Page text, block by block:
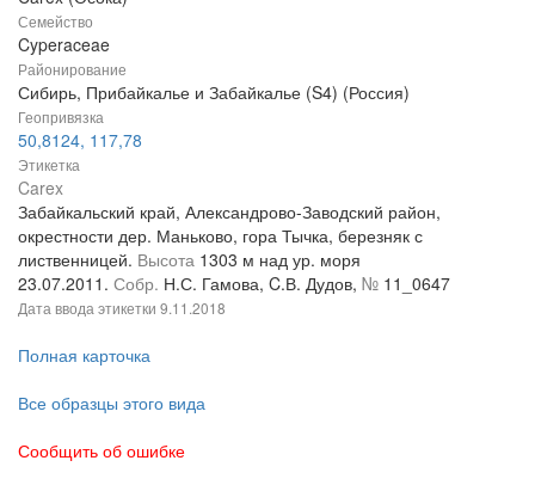
Семейство
Cyperaceae
Районирование
Сибирь, Прибайкалье и Забайкалье (S4) (Россия)
Геопривязка
50,8124, 117,78
Этикетка
Carex
Забайкальский край, Александрово-Заводский район,
окрестности дер. Маньково, гора Тычка, березняк с
лиственницей. Высота 1303 м над ур. моря
23.07.2011. Собр. Н.С. Гамова, C.В. Дудов, № 11_0647
Дата ввода этикетки 9.11.2018
Полная карточка
Все образцы этого вида
Сообщить об ошибке